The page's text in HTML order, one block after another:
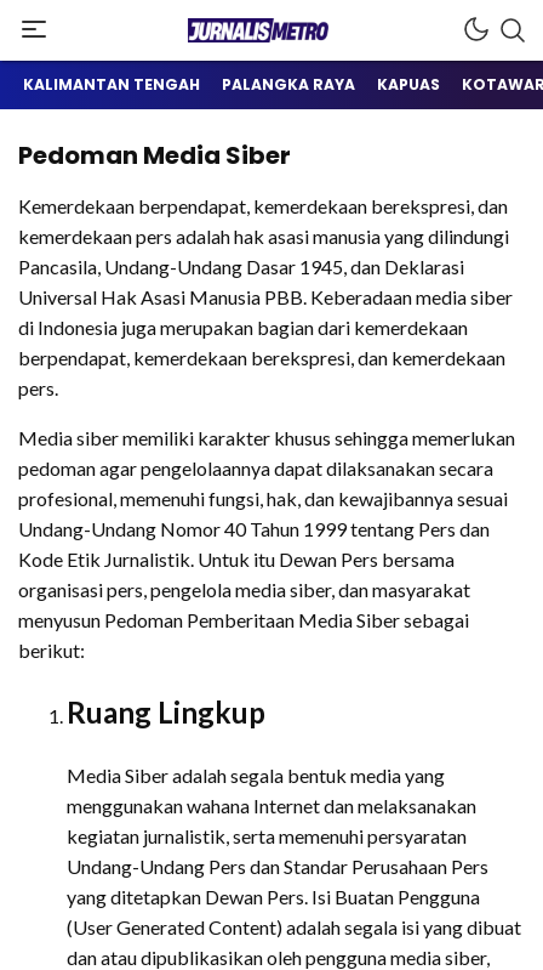
Jurnalis Metro
Satu Wadah Informasi
KALIMANTAN TENGAH PALANGKA RAYA KAPUAS
Pedoman Media Siber
Kemerdekaan berpendapat, kemerdekaan berekspresi, dan
kemerdekaan pers adalah hak asasi manusia yang dilindungi
Pancasila, Undang-Undang Dasar 1945, dan Deklarasi
Universal Hak Asasi Manusia PBB. Keberadaan media siber
di Indonesia juga merupakan bagian dari kemerdekaan
berpendapat, kemerdekaan berekspresi, dan kemerdekaan
pers.
Media siber memiliki karakter khusus sehingga memerlukan
pedoman agar pengelolaannya dapat dilaksanakan secara
profesional, memenuhi fungsi, hak, dan kewajibannya sesuai
Undang-Undang Nomor 40 Tahun 1999 tentang Pers dan
Kode Etik Jurnalistik. Untuk itu Dewan Pers bersama
organisasi pers, pengelola media siber, dan masyarakat
menyusun Pedoman Pemberitaan Media Siber sebagai
berikut:
Ruang Lingkup
Media Siber adalah segala bentuk media yang
menggunakan wahana Internet dan melaksanakan
kegiatan jurnalistik, serta memenuhi persyaratan
Undang-Undang Pers dan Standar Perusahaan Pers
yang ditetapkan Dewan Pers. Isi Buatan Pengguna
(User Generated Content) adalah segala isi yang dibuat
dan atau dipublikasikan oleh pengguna media siber,